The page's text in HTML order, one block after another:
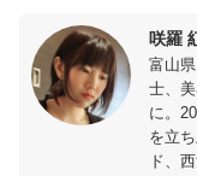
咲羅
富山
士、
に。
を立
ド、